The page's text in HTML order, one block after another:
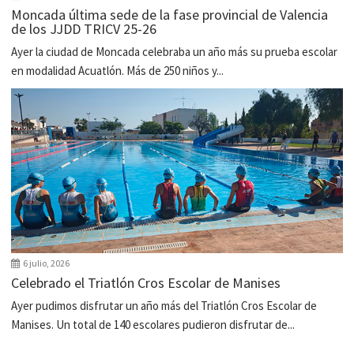
Moncada última sede de la fase provincial de Valencia
de los JJDD TRICV 25-26
Ayer la ciudad de Moncada celebraba un año más su prueba escolar
en modalidad Acuatlón. Más de 250 niños y...
6 julio, 2026
Celebrado el Triatlón Cros Escolar de Manises
Ayer pudimos disfrutar un año más del Triatlón Cros Escolar de
Manises. Un total de 140 escolares pudieron disfrutar de...